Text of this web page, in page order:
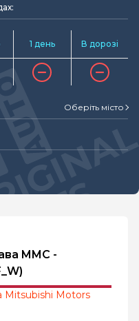
1 день В дорозі
Оберіть місто
MMC -
Mitsubishi Motors